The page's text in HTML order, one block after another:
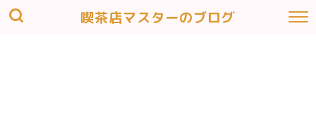
喫茶店マスターのブログ